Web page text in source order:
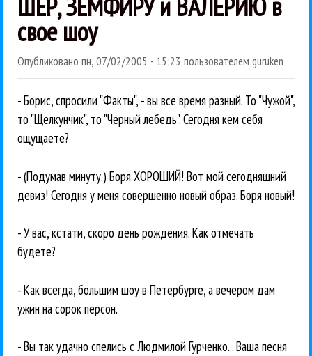
ШЕР, ЗЕМФИРУ и ВАЛЕРИЮ в
свое шоу
Опубликовано пн, 07/02/2005 - 15:23 пользователем guruken
- Борис, спросили "Факты", - вы все время разный. То "Чужой",
то "Щелкунчик", то "Черный лебедь". Сегодня кем себя
ощущаете?
- (Подумав минуту.) Боря ХОРОШИЙ! Вот мой сегодняшний
девиз! Сегодня у меня совершенно новый образ. Боря новый!
- У вас, кстати, скоро день рождения. Как отмечать
будете?
- Как всегда, большим шоу в Петербурге, а вечером дам
ужин на сорок персон.
- Вы так удачно спелись с Людмилой Гурченко... Ваша песня